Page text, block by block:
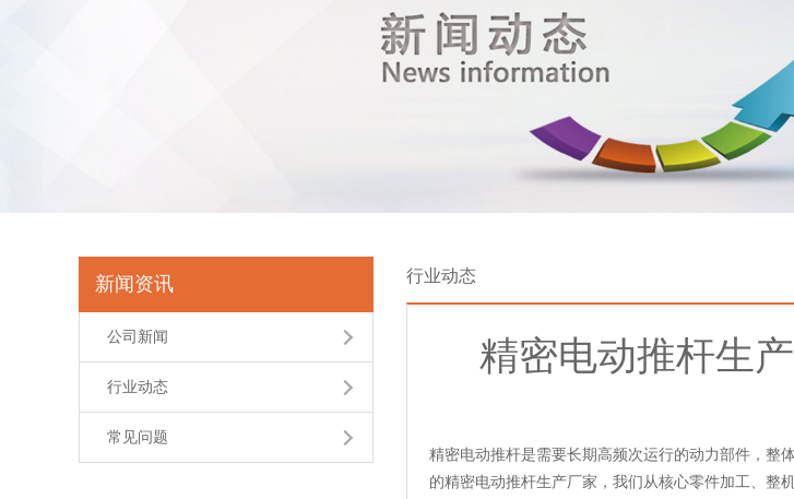
新闻资讯
公司新闻
行业动态
常见问题
行业动态
精密电动推杆生
精密电动推杆是需要长期高频次运行的动力部件，整
的精密电动推杆生产厂家，我们从核心零件加工、整